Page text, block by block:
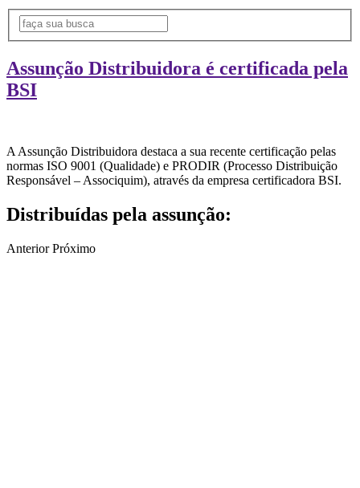
Assunção Distribuidora é certificada pela
BSI
A Assunção Distribuidora destaca a sua recente certificação pelas
normas ISO 9001 (Qualidade) e PRODIR (Processo Distribuição
Responsável – Associquim), através da empresa certificadora BSI.
Distribuídas pela assunção:
Anterior Próximo